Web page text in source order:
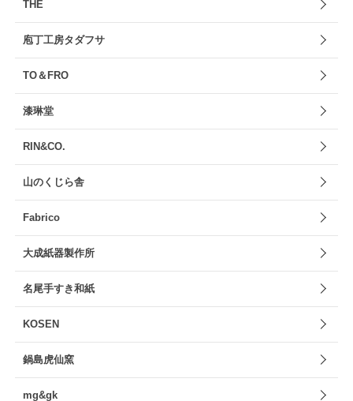
THE
庖丁工房タダフサ
TO＆FRO
漆琳堂
RIN&CO.
山のくじら舎
Fabrico
大成紙器製作所
名尾手すき和紙
KOSEN
鍋島虎仙窯
mg&gk